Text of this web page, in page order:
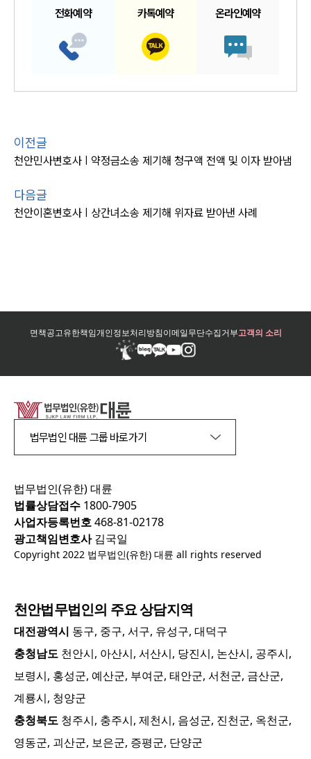
전화예약 카톡예약 온라인예약
이전글
천안민사변호사 | 약정금소송 제기해 청구액 전액 및 이자 받아냄
다음글
천안이혼변호사 | 상간녀소송 제기해 위자료 받아낸 사례
면책공고유한책임개인정보처리방침이메일무단수집거부고객의 소리
법무법인 대륜 그룹 바로가기
법무법인(유한) 대륜
법률상담접수 1800-7905
사업자등록번호468-81-02178
광고책임변호사김국일
Copyright 2022 법무법인(유한) 대륜 all rights reserved
천안법무법인의 주요 상담지역
대전광역시 동구, 중구, 서구, 유성구, 대덕구
충청남도 천안시, 아산시, 서산시, 당진시, 논산시, 공주시,
보령시, 홍성군, 예산군, 부여군, 태안군, 서천군, 금산군,
계룡시, 청양군
충청북도 청주시, 충주시, 제천시, 음성군, 진천군, 옥천군,
영동군, 괴산군, 보은군, 증평군, 단양군